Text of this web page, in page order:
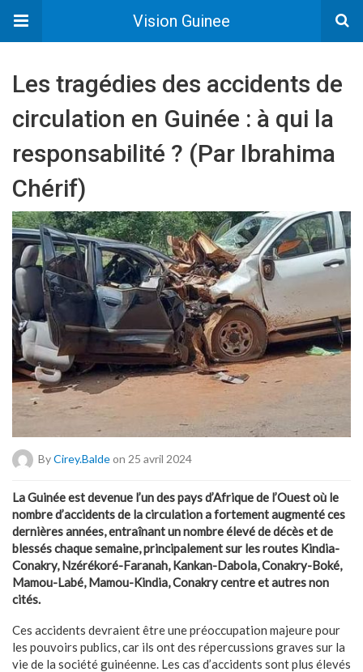
Vision Guinee
Les tragédies des accidents de
circulation en Guinée : à qui la
responsabilité ? (Par Ibrahima
Chérif)
ByCirey.baldeon 25 avril 2024
La Guinée est devenue l’un des pays d’Afrique de l’Ouest où le
nombre d’accidents de la circulation a fortement augmenté ces
dernières années, entraînant un nombre élevé de décès et de
blessés chaque semaine, principalement sur les routes Kindia-
Conakry, Nzérékoré-Faranah, Kankan-Dabola, Conakry-Boké,
Mamou-Labé, Mamou-Kindia, Conakry centre et autres non
cités.
Ces accidents devraient être une préoccupation majeure pour
les pouvoirs publics, car ils ont des répercussions graves sur la
vie de la société guinéenne. Les cas d’accidents sont plus élevés